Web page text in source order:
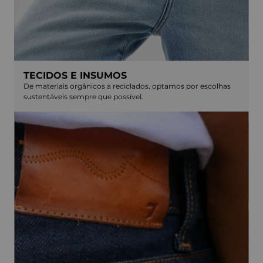
TECIDOS E INSUMOS
De materiais orgânicos a reciclados, optamos por escolhas
sustentáveis sempre que possível.